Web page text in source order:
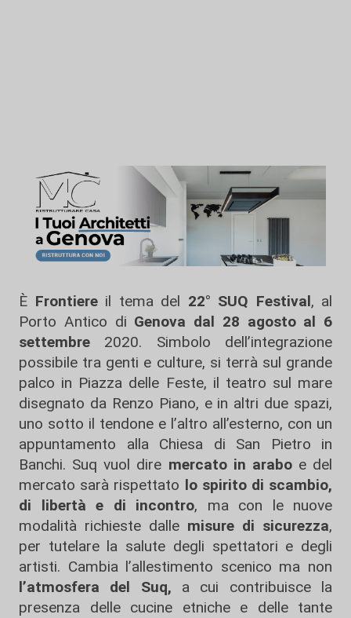
È Frontiereil tema del 22° SUQ Festival, al
Porto Antico di Genova dal 28 agosto al 6
settembre 2020. Simbolo dell’integrazione
possibile tra genti e culture, si terrà sul grande
palco in Piazza delle Feste, il teatro sul mare
disegnato da Renzo Piano, e in altri due spazi,
uno sotto il tendone e l’altro all’esterno, con un
appuntamento alla Chiesa di San Pietro in
Banchi. Suq vuol dire mercato in araboe del
mercato sarà rispettato lo spirito di scambio,
di libertà e di incontro, ma con le nuove
modalità richieste dalle misure di sicurezza,
per tutelare la salute degli spettatori e degli
artisti. Cambia l’allestimento scenico ma non
l’atmosfera del Suq, a cui contribuisce la
presenza delle cucine etniche e delle tante